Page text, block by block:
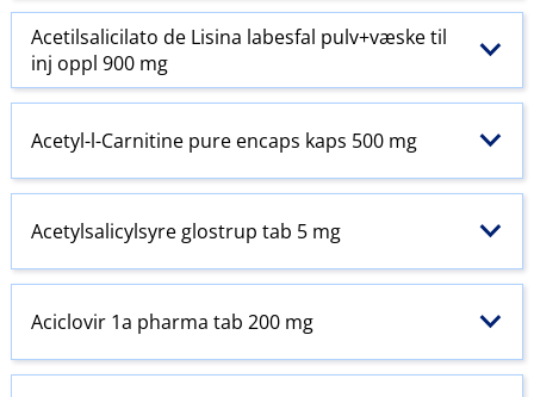
Acetilsalicilato de Lisina labesfal pulv+væske til
inj oppl 900 mg
Acetyl-l-Carnitine pure encaps kaps 500 mg
Acetylsalicylsyre glostrup tab 5 mg
Aciclovir 1a pharma tab 200 mg